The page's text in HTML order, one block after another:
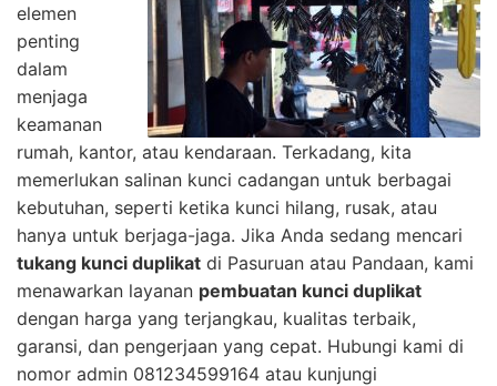
elemen
penting
dalam
menjaga
keamanan
rumah, kantor, atau kendaraan. Terkadang, kita
memerlukan salinan kunci cadangan untuk berbagai
kebutuhan, seperti ketika kunci hilang, rusak, atau
hanya untuk berjaga-jaga. Jika Anda sedang mencari
tukang kunci duplikat di Pasuruan atau Pandaan, kami
menawarkan layanan pembuatan kunci duplikat
dengan harga yang terjangkau, kualitas terbaik,
garansi, dan pengerjaan yang cepat. Hubungi kami di
nomor admin 081234599164 atau kunjungi